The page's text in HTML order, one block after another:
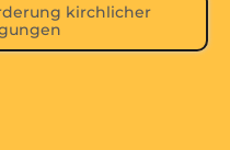
kirchlicher